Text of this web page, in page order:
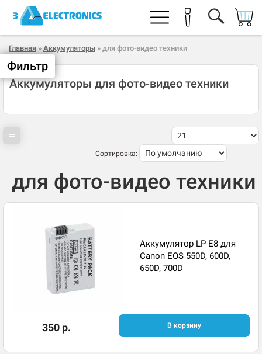
Главная » Аккумуляторы » для фото-видео техники
Аккумуляторы для фото-видео техники
Сортировка:
для фото-видео техники
Аккумулятор LP-E8 для
Canon EOS 550D, 600D,
650D, 700D
350 р. В корзину
Фильтр